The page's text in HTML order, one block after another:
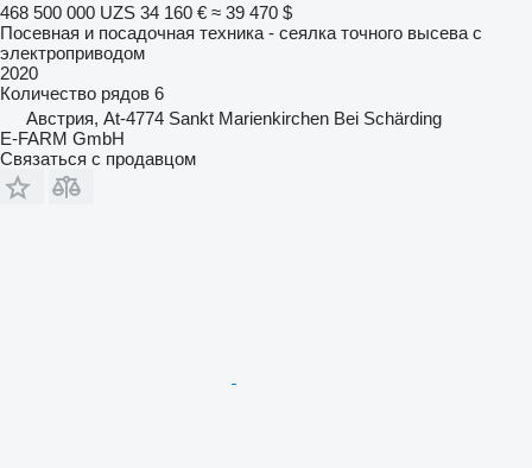
468 500 000 UZS 34 160 € ≈ 39 470 $
Посевная и посадочная техника - сеялка точного высева с
электроприводом
2020
Количество рядов 6
Австрия, At-4774 Sankt Marienkirchen Bei Schärding
E-FARM GmbH
Связаться с продавцом